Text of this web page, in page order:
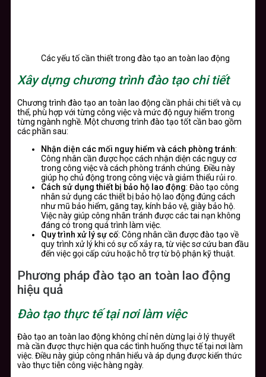
Các yếu tố cần thiết trong đào tạo an toàn lao động
Xây dựng chương trình đào tạo chi tiết
Chương trình đào tạo an toàn lao động cần phải chi tiết và cụ
thể, phù hợp với từng công việc và mức độ nguy hiểm trong
từng ngành nghề. Một chương trình đào tạo tốt cần bao gồm
các phần sau:
Nhận diện các mối nguy hiểm và cách phòng tránh:
Công nhân cần được học cách nhận diện các nguy cơ
trong công việc và cách phòng tránh chúng. Điều này
giúp họ chủ động trong công việc và giảm thiểu rủi ro.
Cách sử dụng thiết bị bảo hộ lao động: Đào tạo công
nhân sử dụng các thiết bị bảo hộ lao động đúng cách
như mũ bảo hiểm, găng tay, kính bảo vệ, giày bảo hộ.
Việc này giúp công nhân tránh được các tai nạn không
đáng có trong quá trình làm việc.
Quy trình xử lý sự cố: Công nhân cần được đào tạo về
quy trình xử lý khi có sự cố xảy ra, từ việc sơ cứu ban đầu
đến việc gọi cấp cứu hoặc hỗ trợ từ bộ phận kỹ thuật.
Phương pháp đào tạo an toàn lao động
hiệu quả
Đào tạo thực tế tại nơi làm việc
Đào tạo an toàn lao động không chỉ nên dừng lại ở lý thuyết
mà cần được thực hiện qua các tình huống thực tế tại nơi làm
việc. Điều này giúp công nhân hiểu và áp dụng được kiến thức
vào thực tiễn công việc hàng ngày.